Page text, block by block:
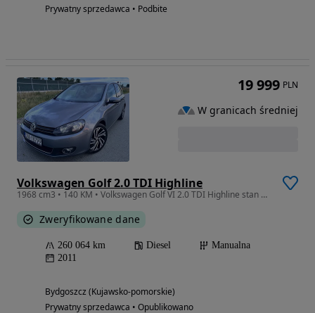
Prywatny sprzedawca • Podbite
Volkswagen Golf 2.0 TDI Highline
1968 cm3 • 140 KM • Volkswagen Golf VI 2.0 TDI Highline stan bardzo dobry
Zweryfikowane dane
260 064 km Diesel
Manualna
2011
Bydgoszcz (Kujawsko-pomorskie)
Prywatny sprzedawca • Opublikowano
19 999 PLN
W granicach średniej